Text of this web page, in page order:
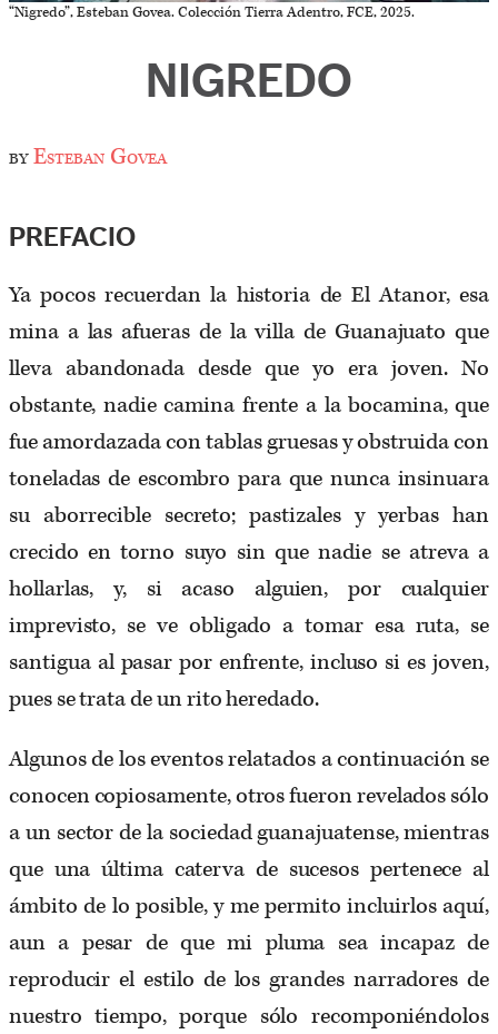
“Nigredo”, Esteban Govea. Colección Tierra Adentro, FCE, 2025.
NIGREDO
byEsteban Govea
PREFACIO
Ya pocos recuerdan la historia de El Atanor, esa
mina a las afueras de la villa de Guanajuato que
lleva abandonada desde que yo era joven. No
obstante, nadie camina frente a la bocamina, que
fue amordazada con tablas gruesas y obstruida con
toneladas de escombro para que nunca insinuara
su aborrecible secreto; pastizales y yerbas han
crecido en torno suyo sin que nadie se atreva a
hollarlas, y, si acaso alguien, por cualquier
imprevisto, se ve obligado a tomar esa ruta, se
santigua al pasar por enfrente, incluso si es joven,
pues se trata de un rito heredado.
Algunos de los eventos relatados a continuación se
conocen copiosamente, otros fueron revelados sólo
a un sector de la sociedad guanajuatense, mientras
que una última caterva de sucesos pertenece al
ámbito de lo posible, y me permito incluirlos aquí,
aun a pesar de que mi pluma sea incapaz de
reproducir el estilo de los grandes narradores de
nuestro tiempo, porque sólo recomponiéndolos